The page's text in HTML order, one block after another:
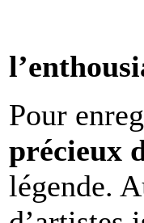
Pour
précieux
légende.